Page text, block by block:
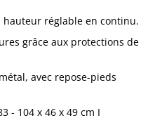
hauteur réglable en continu.
grâce aux protections de
avec repose-pieds
- 104 x 46 x 49 cm I